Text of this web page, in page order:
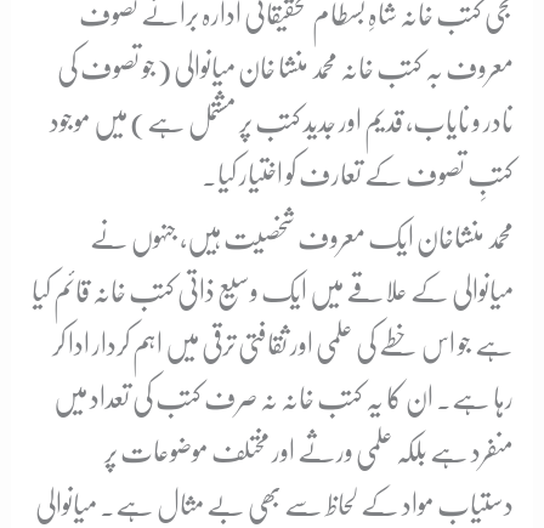
نجی کتب خانہ شاہِ بسطام تحقیقاتی ادارہ برائے تصوف
معروف بہ کتب خانہ محمد منشا خان میانوالی (جو تصوف کی
نادر و نایاب، قدیم اور جدید کتب پر مشتمل ہے) میں موجود
کتبِ تصوف کے تعارف کو اختیار کیا۔
محمد منشاخان ایک معروف شخصیت ہیں، جنہوں نے
میانوالی کے علاقے میں ایک وسیع ذاتی کتب خانہ قائم کیا
ہے جو اس خطے کی علمی اور ثقافتی ترقی میں اہم کردار ادا کر
رہا ہے۔ ان کا یہ کتب خانہ نہ صرف کتب کی تعداد میں
منفرد ہے بلکہ علمی ورثے اور مختلف موضوعات پر
دستیاب مواد کے لحاظ سے بھی بے مثال ہے۔ میانوالی